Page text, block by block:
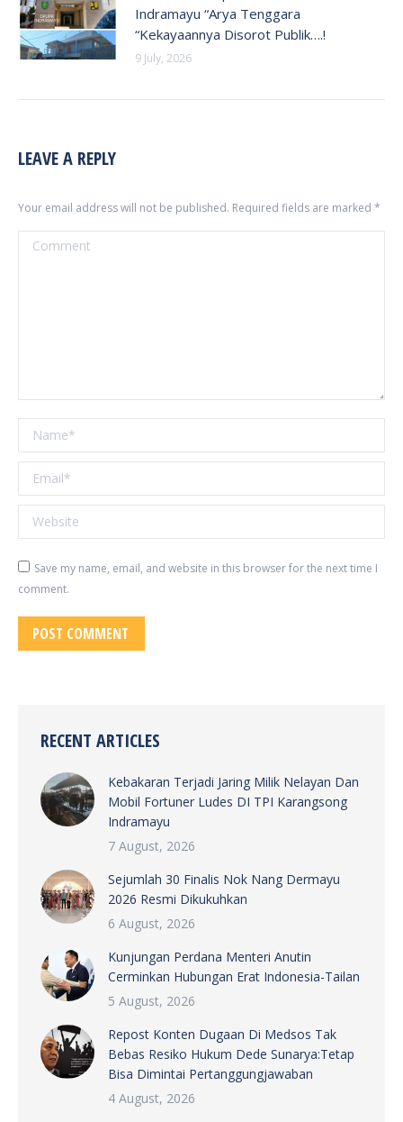
Indramayu “Arya Tenggara
“Kekayaannya Disorot Publik….!
9 July, 2026
LEAVE A REPLY
Your email address will not be published. Required fields are marked *
Comment
Name *
Email *
Website
Save my name, email, and website in this browser for the next time I
comment.
POST COMMENT
RECENT ARTICLES
Kebakaran Terjadi Jaring Milik Nelayan Dan
Mobil Fortuner Ludes DI TPI Karangsong
Indramayu
7 August, 2026
Sejumlah 30 Finalis Nok Nang Dermayu
2026 Resmi Dikukuhkan
6 August, 2026
Kunjungan Perdana Menteri Anutin
Cerminkan Hubungan Erat Indonesia-Tailan
5 August, 2026
Repost Konten Dugaan Di Medsos Tak
Bebas Resiko Hukum Dede Sunarya:Tetap
Bisa Dimintai Pertanggungjawaban
4 August, 2026